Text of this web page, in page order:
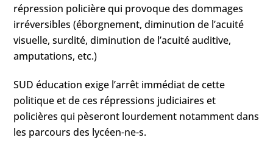
répression policière qui provoque des dommages
irréversibles (éborgnement, diminution de l’acuité
visuelle, surdité, diminution de l’acuité auditive,
amputations, etc.)
SUD éducation exige l’arrêt immédiat de cette
politique et de ces répressions judiciaires et
policières qui pèseront lourdement notamment dans
les parcours des lycéen-ne-s.